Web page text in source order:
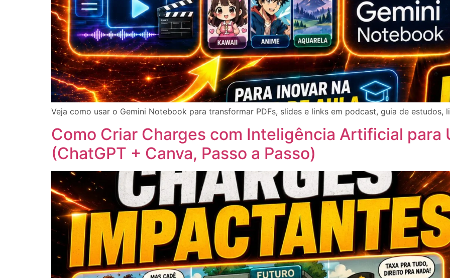
Veja como usar o Gemini Notebook para transformar PDFs, slides e links em podcast, guia de estudos,
Como Criar Charges com Inteligência Artificial para
(ChatGPT + Canva, Passo a Passo)